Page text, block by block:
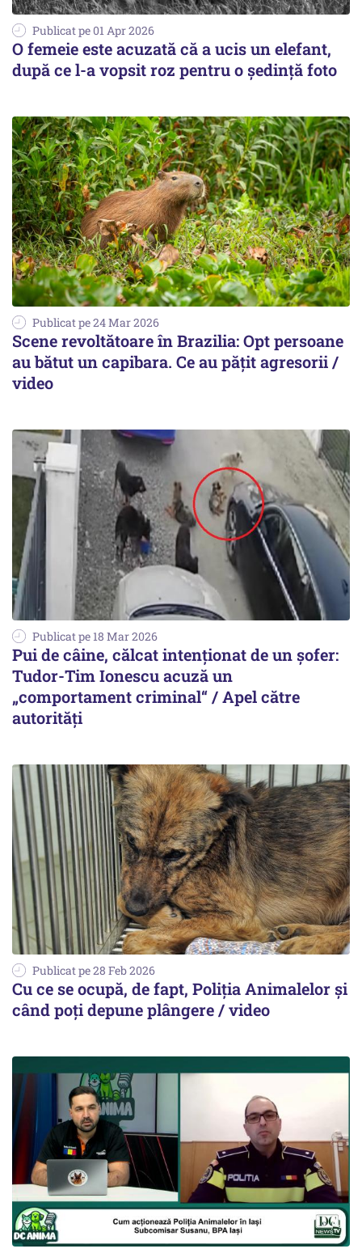
Publicat pe 01 Apr 2026
O femeie este acuzată că a ucis un elefant,
după ce l-a vopsit roz pentru o ședință foto
Publicat pe 24 Mar 2026
Scene revoltătoare în Brazilia: Opt persoane
au bătut un capibara. Ce au pățit agresorii /
video
Publicat pe 18 Mar 2026
Pui de câine, călcat intenționat de un șofer:
Tudor-Tim Ionescu acuză un
„comportament criminal“ / Apel către
autorități
Publicat pe 28 Feb 2026
Cu ce se ocupă, de fapt, Poliția Animalelor și
când poți depune plângere / video